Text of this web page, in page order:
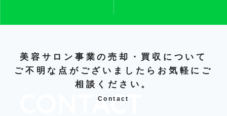
美容サロン事業の売却・買収について
ご不明な点がございましたらお気軽にご
相談ください。
Contact